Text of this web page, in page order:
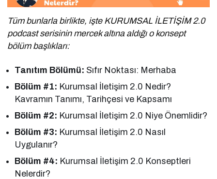
Tüm bunlarla birlikte, işte KURUMSAL İLETİŞİM 2.0
podcast serisinin mercek altına aldığı o konsept
bölüm başlıkları:
Tanıtım Bölümü: Sıfır Noktası: Merhaba
Bölüm #1: Kurumsal İletişim 2.0 Nedir?
Kavramın Tanımı, Tarihçesi ve Kapsamı
Bölüm #2: Kurumsal İletişim 2.0 Niye Önemlidir?
Bölüm #3: Kurumsal İletişim 2.0 Nasıl
Uygulanır?
Bölüm #4: Kurumsal İletişim 2.0 Konseptleri
Nelerdir?